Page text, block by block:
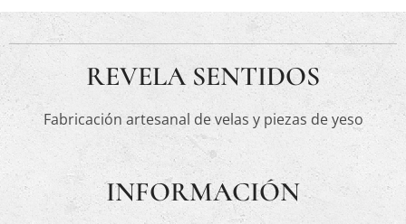
REVELA SENTIDOS
Fabricación artesanal de velas y piezas de yeso
INFORMACIÓN